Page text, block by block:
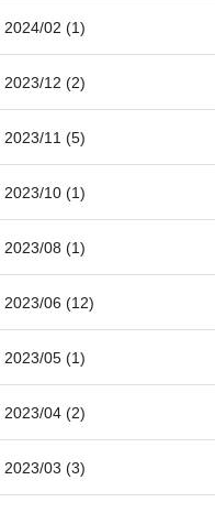
2024/02 (1)
2023/12 (2)
2023/11 (5)
2023/10 (1)
2023/08 (1)
2023/06 (12)
2023/05 (1)
2023/04 (2)
2023/03 (3)